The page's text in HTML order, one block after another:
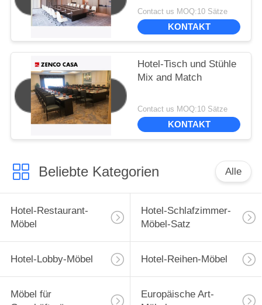
großer Konferenztisch
Contact us MOQ:10 Sätze
KONTAKT
Hotel-Tisch und Stühle
Mix and Match
Contact us MOQ:10 Sätze
KONTAKT
Beliebte Kategorien Alle
Hotel-Restaurant-
Möbel
Hotel-Schlafzimmer-
Möbel-Satz
Hotel-Lobby-Möbel Hotel-Reihen-Möbel
Möbel für
Europäische Art-